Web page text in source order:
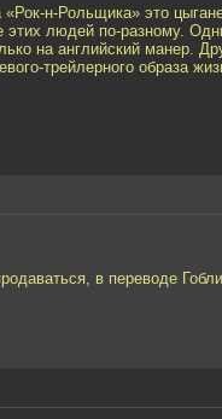
«Рок-н-Рольщика» это
людей по-разному.
на английский манер.
трейлерного образа
в переводе